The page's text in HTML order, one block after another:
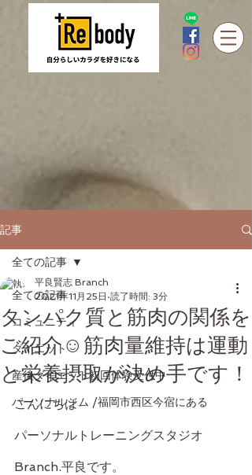
記事
全ての記事
コミュニティ
ダイエット
産後ダイエット初回体験受付中
パーソナルジム /福岡市西区今宿にある
全ての記事
タンパク質と筋肉の関係を
ご紹介☺️筋肉量維持は運動
と栄養摂取が決め手です！
平良賢志 Branch
2021年11月25日 読了時間: 3分
こんにちは
パーソナルトレーニングスタジオ
Branch.平良です。